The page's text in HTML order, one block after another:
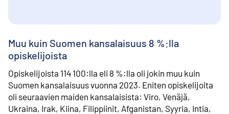
Muu kuin Suomen kansalaisuus 8 %:lla
opiskelijoista
Opiskelijoista 114 100:lla eli 8 %:lla oli jokin muu kuin
Suomen kansalaisuus vuonna 2023. Eniten opiskelijoita
oli seuraavien maiden kansalaisista: Viro, Venäjä,
Ukraina, Irak, Kiina, Filippiinit, Afganistan, Syyria, Intia,